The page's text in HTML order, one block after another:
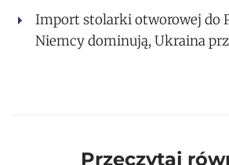
Import stolarki otworowej do
Niemcy dominują, Ukraina
Przeczytaj